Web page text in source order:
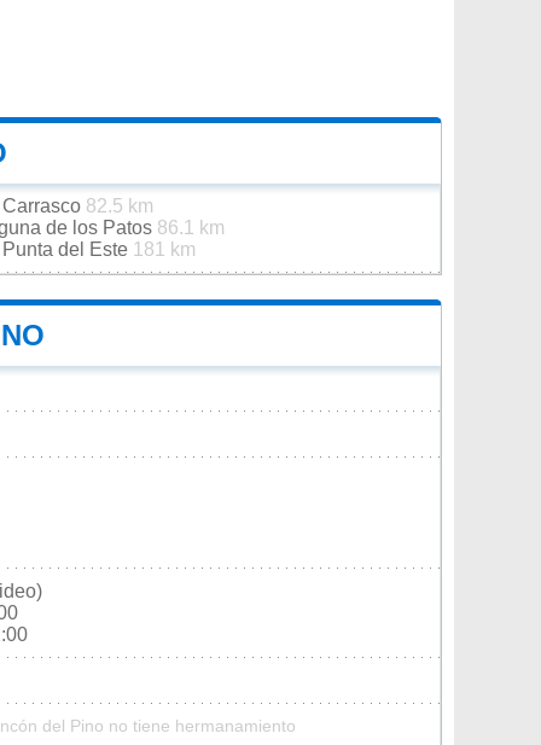
82.5 km
de los Patos 86.1 km
del Este 181 km
del Pino no tiene hermanamiento